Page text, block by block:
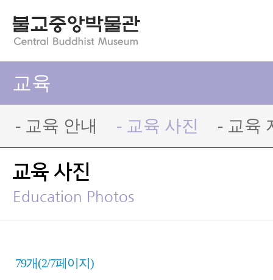
교육
- 교육 안내 - 교육 사진 - 교육
교육 사진
Education Photos
79개(2/7페이지)